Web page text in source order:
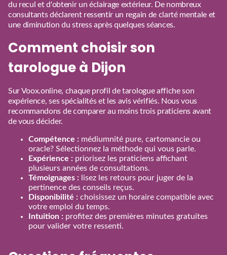
du recul et d'obtenir un éclairage extérieur. De nombreux
consultants déclarent ressentir un regain de clarté mentale et
une diminution du stress après quelques séances.
Comment choisir son
tarologue à Dijon
Sur Voox.online, chaque profil de tarologue affiche son
expérience, ses spécialités et les avis vérifiés. Nous vous
recommandons de comparer au moins trois praticiens avant
de vous décider.
Compétence : médiumnité pure, cartomancie ou
oracle? Sélectionnez la méthode qui vous parle.
Expérience : priorisez les praticiens affichant
plusieurs années de consultations.
Témoignages : lisez les retours pour juger de la
pertinence des conseils reçus.
Disponibilité : choisissez un horaire compatible avec
votre emploi du temps.
Intuition : profitez des premières minutes gratuites
pour valider votre ressenti.